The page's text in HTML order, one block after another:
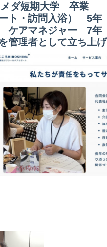
ダ短期大学 卒業
・訪問入浴） 5年
マネジャー 7年
者として立ち上げ